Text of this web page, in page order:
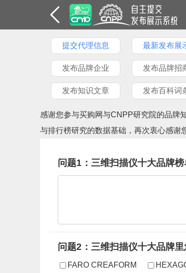
提交代理信息 最新发布展
发布品牌企业 发布品牌招
发布知识文章 发布百科词
感谢您参与买购网与CNPP研究院的品牌
与排行榜研究的数据基础，再次衷心感谢
问题1：三维扫描仪十大品牌
问题2：三维扫描仪十大品牌
FARO CREAFORM